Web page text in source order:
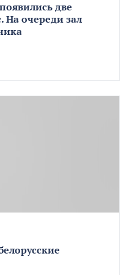
две
очереди зал